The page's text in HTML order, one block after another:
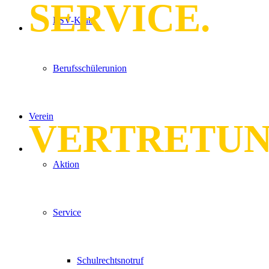
LSV-Klub
Berufsschülerunion
Verein
Aktion
Service
Schulrechtsnotruf
SERVICE.